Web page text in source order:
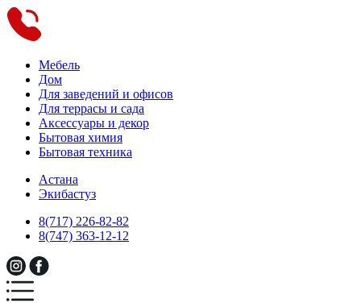
Мебель
Дом
Для заведений и офисов
Для террасы и сада
Аксессуары и декор
Бытовая химия
Бытовая техника
Астана
Экибастуз
8(717) 226-82-82
8(747) 363-12-12